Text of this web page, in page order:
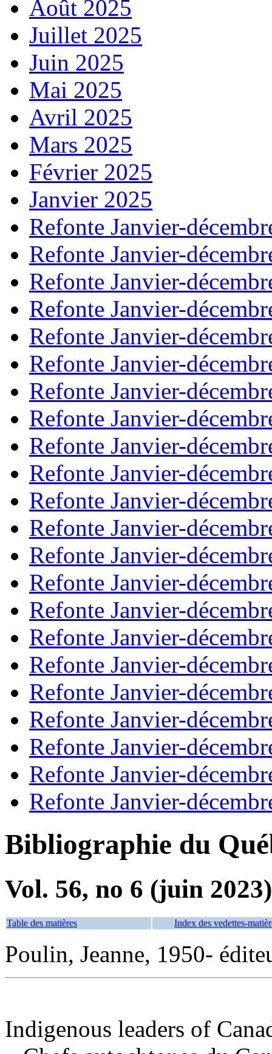
Août 2025
Juillet 2025
Juin 2025
Mai 2025
Avril 2025
Mars 2025
Février 2025
Janvier 2025
Refonte Janvier-
Refonte Janvier-
Refonte Janvier-
Refonte Janvier-
Refonte Janvier-
Refonte Janvier-
Refonte Janvier-
Refonte Janvier-
Refonte Janvier-
Refonte Janvier-
Refonte Janvier-
Refonte Janvier-
Refonte Janvier-
Refonte Janvier-
Refonte Janvier-
Refonte Janvier-
Refonte Janvier-
Refonte Janvier-
Refonte Janvier-
Refonte Janvier-
Refonte Janvier-
Refonte Janvier-
Bibliographie du
Vol. 56, no 6 (juin 2023)
Table des matières Index des vedettes-
Poulin, Jeanne, 1950-
Indigenous leaders of